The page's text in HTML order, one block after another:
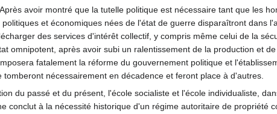
avoir montré que la tutelle politique est nécessaire tant que les
et économiques nées de l'état de guerre disparaîtront dans
des services d'intérêt collectif, y compris même celui de la
omnipotent, après avoir subi un ralentissement de la production et
fatalement la réforme du gouvernement politique et
nécessairement en décadence et feront place à d'autres.
du passé et du présent, l'école socialiste et l'école individualiste,
conclut à la nécessité historique d'un régime autoritaire de propriété